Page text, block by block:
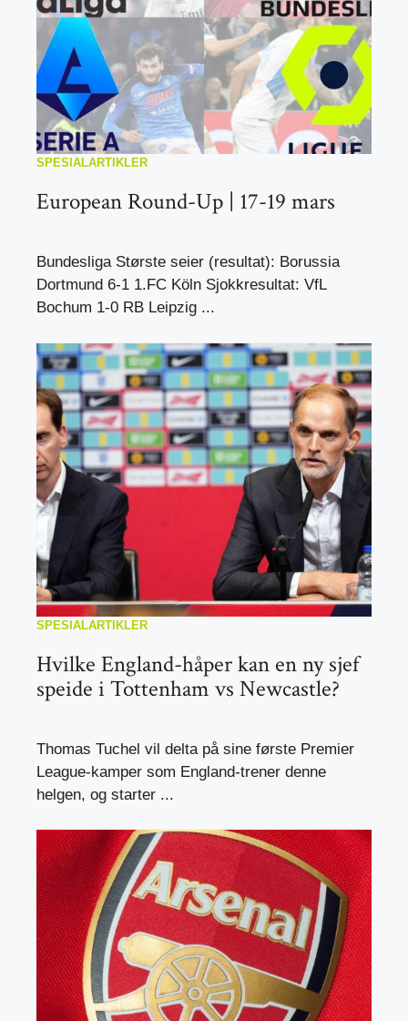
SPESIALARTIKLER
European Round-Up | 17-19 mars
Bundesliga Største seier (resultat): Borussia
Dortmund 6-1 1.FC Köln Sjokkresultat: VfL
Bochum 1-0 RB Leipzig ...
SPESIALARTIKLER
Hvilke England-håper kan en ny sjef
speide i Tottenham vs Newcastle?
Thomas Tuchel vil delta på sine første Premier
League-kamper som England-trener denne
helgen, og starter ...